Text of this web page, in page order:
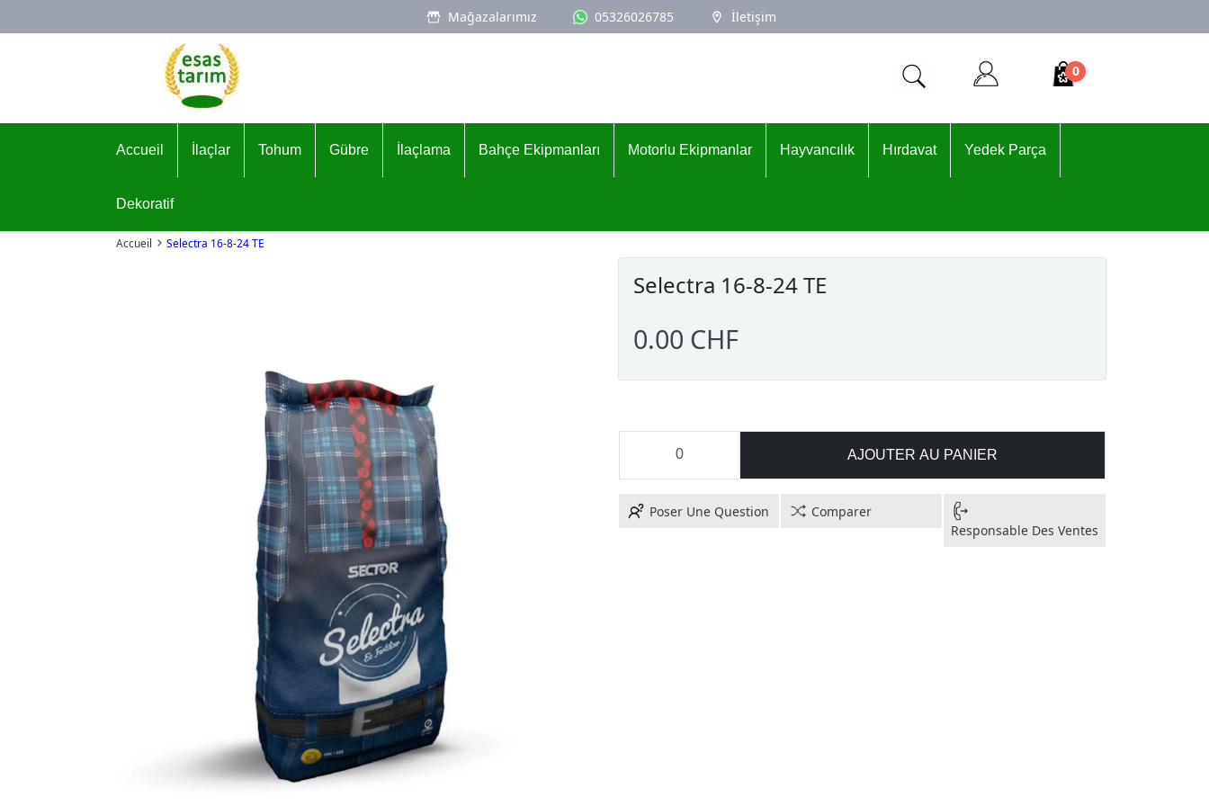
Mağazalarımız 05326026785 İletişim
Logo
0
Accueil İlaçlar Tohum Gübre İlaçlama Bahçe Ekipmanları Motorlu Ekipmanlar Hayvancılık Hırdavat Yedek Parça
Dekoratif
Accueil Selectra 16-8-24 TE
Selectra 16-8-24 TE
0.00 CHF
AJOUTER AU PANIER
Poser Une Question
Comparer
Responsable Des Ventes